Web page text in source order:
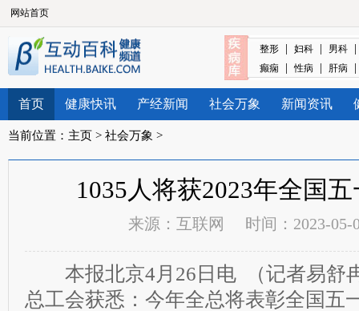
网站首页
整形 | 妇科 | 男科 |
癫痫 | 性病 | 肝病 |
首页 健康快讯 产经新闻 社会万象 新闻资讯
当前位置： 主页 > 社会万象 >
1035人将获2023年全国
来源： 互联网 时间：2023-05-
本报北京4月26日电 （记者易舒
总工会获悉：今年全总将表彰全国五